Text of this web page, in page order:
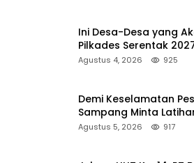
Ini Desa-Desa yang
Pilkades Serentak
Sumenep
Agustus 4, 2026 925
Demi Keselamatan
Sampang Minta
ke Lokasi Aman
Agustus 5, 2026 917